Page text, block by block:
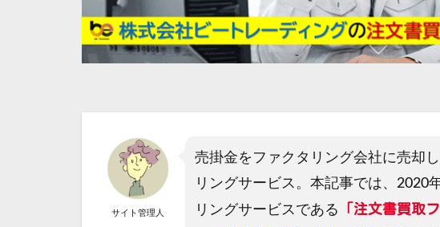
サイト管理人
売掛金をファクタリング会社に売却
リングサービス。本記事では、2020
リングサービスである
「注文書買取